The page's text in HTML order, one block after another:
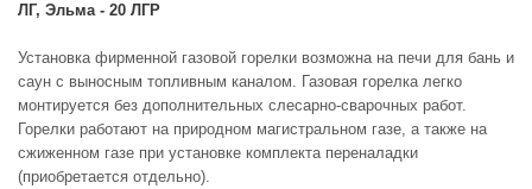
ЛГ, Эльма - 20 ЛГР
Установка фирменной газовой горелки возможна на печи для бань и
саун с выносным топливным каналом. Газовая горелка легко
монтируется без дополнительных слесарно-сварочных работ.
Горелки работают на природном магистральном газе, а также на
сжиженном газе при установке комплекта переналадки
(приобретается отдельно).